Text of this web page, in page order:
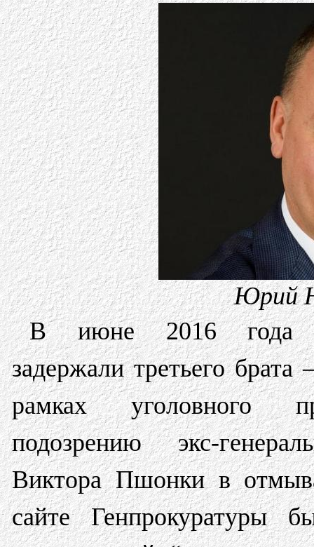
Юрий
В июне 2016 года
задержали третьего
рамках уголовного
подозрению экс-
Виктора Пшонки в
сайте Генпрокуратуры